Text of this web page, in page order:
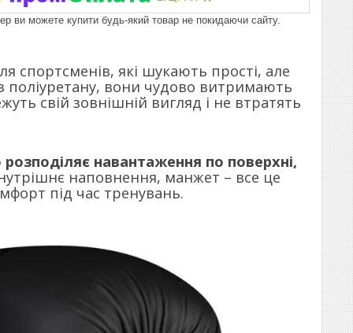
ви можете купити будь-який товар не покидаючи сайту.
спортсменів, які шукають прості, але
поліуретану, вони чудово витримають
свій зовнішній вигляд і не втратять
навантаження по поверхні,
наповнення, манжет – все це
під час тренувань.